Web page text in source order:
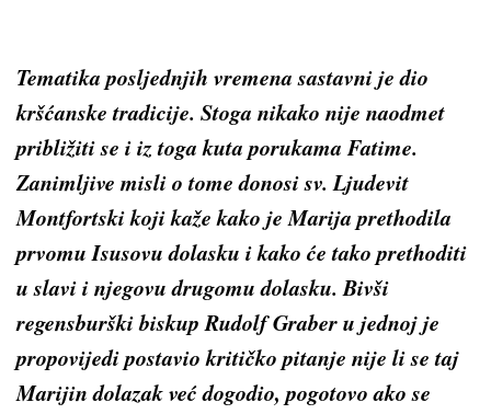
Tematika posljednjih vremena sastavni je dio
kršćanske tradicije. Stoga nikako nije naodmet
približiti se i iz toga kuta porukama Fatime.
Zanimljive misli o tome donosi sv. Ljudevit
Montfortski koji kaže kako je Marija prethodila
prvomu Isusovu dolasku i kako će tako prethoditi
u slavi i njegovu drugomu dolasku. Bivši
regensburški biskup Rudolf Graber u jednoj je
propovijedi postavio kritičko pitanje nije li se taj
Marijin dolazak već dogodio, pogotovo ako se